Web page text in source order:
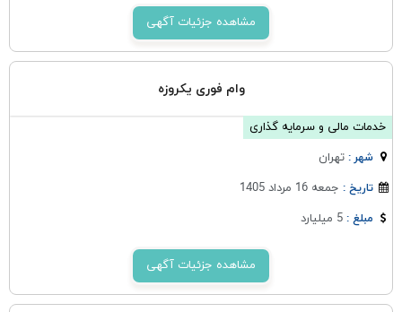
مشاهده جزئیات آگهی
وام فوری یکروزه
خدمات مالی و سرمایه گذاری
شهر :تهران
تاریخ : جمعه 16 مرداد 1405
مبلغ :5 میلیارد
مشاهده جزئیات آگهی